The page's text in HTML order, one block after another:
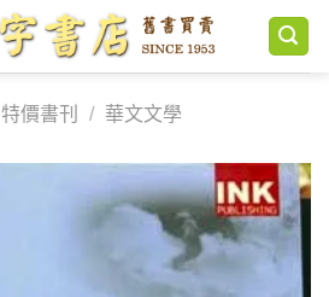
特價書刊 / 華文文學